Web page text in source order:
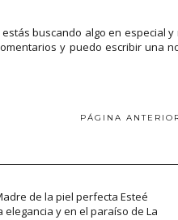
buscando algo en especial y
y puedo escribir una
PÁGINA
de la piel perfecta Esteé
elegancia y en el paraíso de La